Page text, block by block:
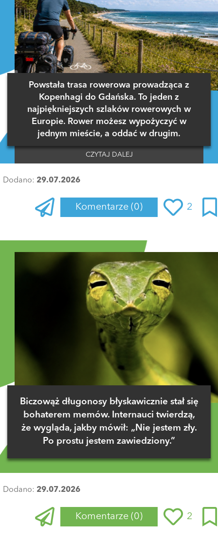
Powstała trasa rowerowa prowadząca z
Kopenhagi do Gdańska. To jeden z
najpiękniejszych szlaków rowerowych w
Europie. Rower możesz wypożyczyć w
jednym mieście, a oddać w drugim.
CZYTAJ DALEJ
Dodano: 29.07.2026
Komentarze (0) 2
Biczowąż długonosy błyskawicznie stał się
bohaterem memów. Internauci twierdzą,
że wygląda, jakby mówił: „Nie jestem zły.
Po prostu jestem zawiedziony.”
Dodano: 29.07.2026
Komentarze (0) 2